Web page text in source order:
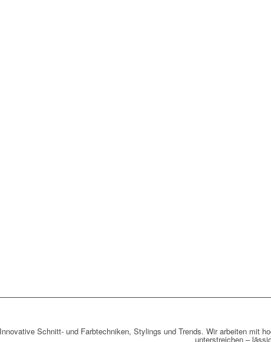
Innovative Schnitt- und Farbtechniken, Stylings und Trends. Wir arbeiten mit
unterstreichen –